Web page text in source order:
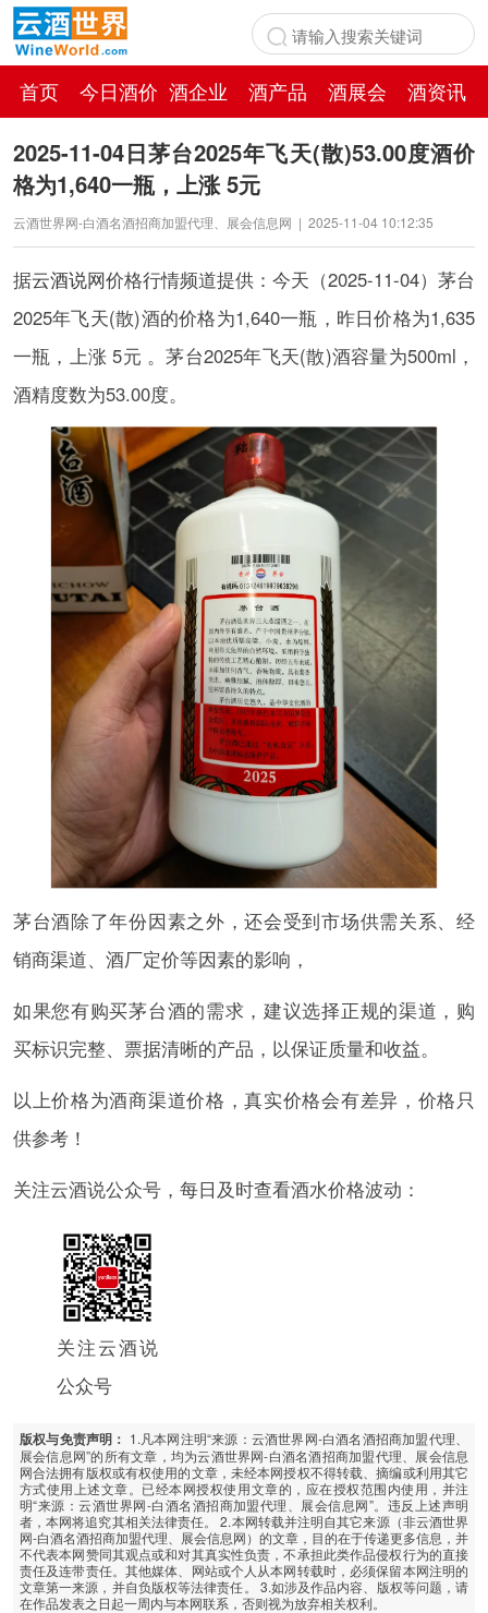
首页 今日酒价 酒企业 酒产品 酒展会
酒资讯
百科
2025-11-04日茅台2025年飞天(散)53.00度酒价
格为1,640一瓶，上涨 5元
云酒世界网-白酒名酒招商加盟代理、展会信息网 | 2025-11-04 10:12:35
据云酒说网价格行情频道提供：今天（2025-11-04）茅台
2025年飞天(散)酒的价格为1,640一瓶，昨日价格为1,635
一瓶，上涨 5元 。茅台2025年飞天(散)酒容量为500ml，
酒精度数为53.00度。
茅台酒除了年份因素之外，还会受到市场供需关系、经
销商渠道、酒厂定价等因素的影响，
如果您有购买茅台酒的需求，建议选择正规的渠道，购
买标识完整、票据清晰的产品，以保证质量和收益。
以上价格为酒商渠道价格，真实价格会有差异，价格只
供参考！
关注云酒说公众号，每日及时查看酒水价格波动：
关注云酒说
公众号
版权与免责声明： 1.凡本网注明“来源：云酒世界网-白酒名酒招商加盟代理、
展会信息网”的所有文章，均为云酒世界网-白酒名酒招商加盟代理、展会信息
网合法拥有版权或有权使用的文章，未经本网授权不得转载、摘编或利用其它
方式使用上述文章。已经本网授权使用文章的，应在授权范围内使用，并注
明“来源：云酒世界网-白酒名酒招商加盟代理、展会信息网”。违反上述声明
者，本网将追究其相关法律责任。 2.本网转载并注明自其它来源（非云酒世界
网-白酒名酒招商加盟代理、展会信息网）的文章，目的在于传递更多信息，并
不代表本网赞同其观点或和对其真实性负责，不承担此类作品侵权行为的直接
责任及连带责任。其他媒体、网站或个人从本网转载时，必须保留本网注明的
文章第一来源，并自负版权等法律责任。 3.如涉及作品内容、版权等问题，请
在作品发表之日起一周内与本网联系，否则视为放弃相关权利。